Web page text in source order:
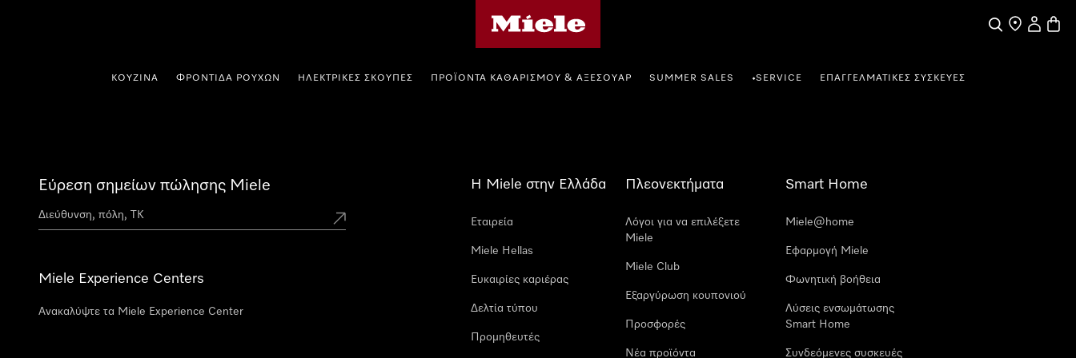
Αναζήτηση
Εύρεση
Ο
ΚΟΥΖΊΝΑ ΦΡΟΝΤΊΔΑ ΡΟΎΧΩΝ ΗΛΕΚΤΡΙΚΈΣ ΣΚΟΎΠΕΣ ΠΡΟΪΌΝΤΑ ΚΑΘΑΡΙΣΜΟΎ & ΑΞΕΣΟΥΆΡ SUMMER SALES •SERVICE ΕΠΑΓΓΕΛΜΑΤΙΚΈΣ ΣΥΣΚΕΥΈΣ
Εύρεση σημείων πώλησης Miele
Miele Experience Centers
Ανακαλύψτε τα Miele Experience Center
Η Miele στην Ελλάδα
Εταιρεία
Miele Hellas
Ευκαιρίες καριέρας
Δελτία τύπου
Προμηθευτές
Πλεονεκτήματα
Λόγοι για να επιλέξετε
Miele
Miele Club
Εξαργύρωση κουπονιού
Προσφορές
Νέα προϊόντα
Smart Home
Miele@home
Εφαρμογή Miele
Φωνητική βοήθεια
Λύσεις ενσωμάτωσης
Smart Home
Συνδεόμενες συσκευές